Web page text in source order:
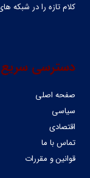
کلام تازه را در شبکه
دسترسی سریع
صفحه اصلی
سیاسی
اقتصادی
تماس با ما
قوانین و مقررات